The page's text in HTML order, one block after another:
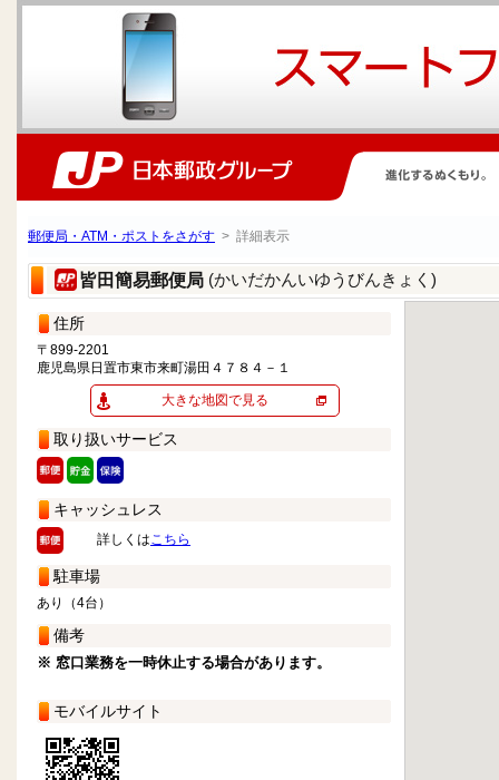
郵便局・ATM・ポストをさがす > 詳細表示
皆田簡易郵便局 (かいだかんいゆうびんきょく)
住所
〒899-2201
鹿児島県日置市東市来町湯田４７８４－１
大きな地図で見る
取り扱いサービス
キャッシュレス
詳しくはこちら
駐車場
あり（4台）
備考
※ 窓口業務を一時休止する場合があります。
モバイルサイト